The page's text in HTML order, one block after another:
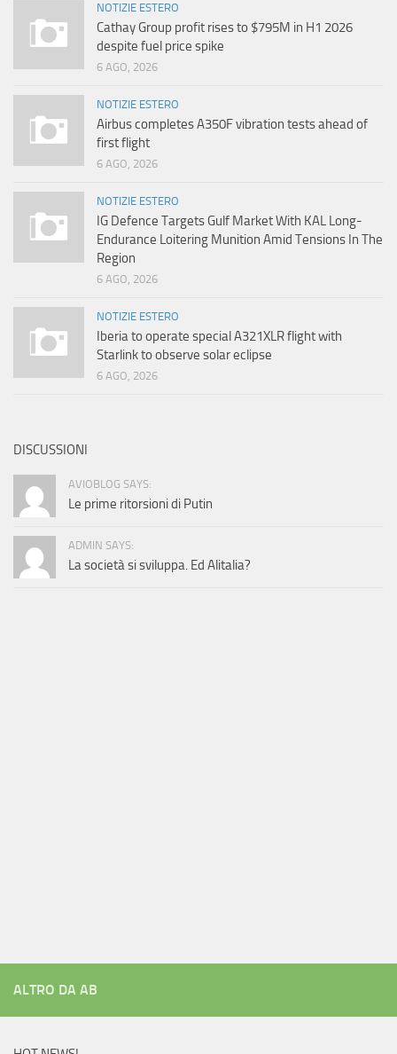
NOTIZIE ESTERO
Cathay Group profit rises to $795M in H1 2026
despite fuel price spike
6 AGO, 2026
NOTIZIE ESTERO
Airbus completes A350F vibration tests ahead of
first flight
6 AGO, 2026
NOTIZIE ESTERO
IG Defence Targets Gulf Market With KAL Long-
Endurance Loitering Munition Amid Tensions In The
Region
6 AGO, 2026
NOTIZIE ESTERO
Iberia to operate special A321XLR flight with
Starlink to observe solar eclipse
6 AGO, 2026
DISCUSSIONI
AVIOBLOG SAYS:
Le prime ritorsioni di Putin
ADMIN SAYS:
La società si sviluppa. Ed Alitalia?
ALTRO DA AB